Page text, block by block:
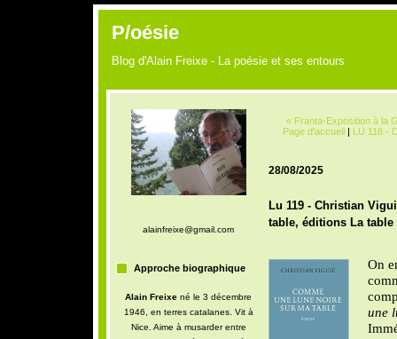
P/oésie
Blog d'Alain Freixe - La poésie et ses entours
alainfreixe@gmail.com
Approche biographique
Alain Freixe né le 3 décembre
1946, en terres catalanes. Vit à
Nice. Aime à musarder entre
« Franta-Exposition à la
Page d'accueil| LU 118 -
28/08/2025
Lu 119 - Christian
table, éditions La table
On
une